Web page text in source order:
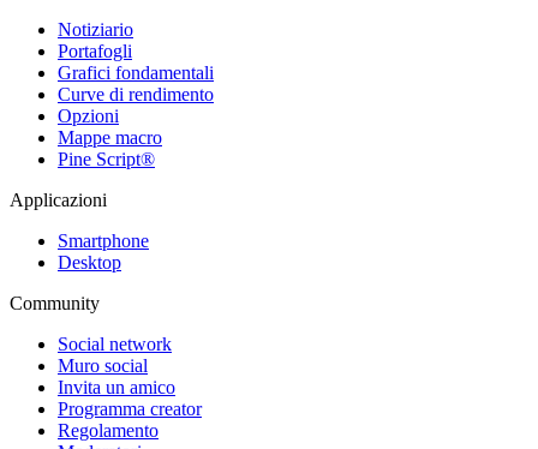
Notiziario
Portafogli
Grafici fondamentali
Curve di rendimento
Opzioni
Mappe macro
Pine Script®
Applicazioni
Smartphone
Desktop
Community
Social network
Muro social
Invita un amico
Programma creator
Regolamento